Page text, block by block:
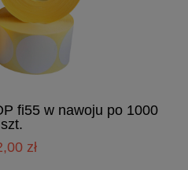
fi55 w nawoju po 1000
szt.
zł